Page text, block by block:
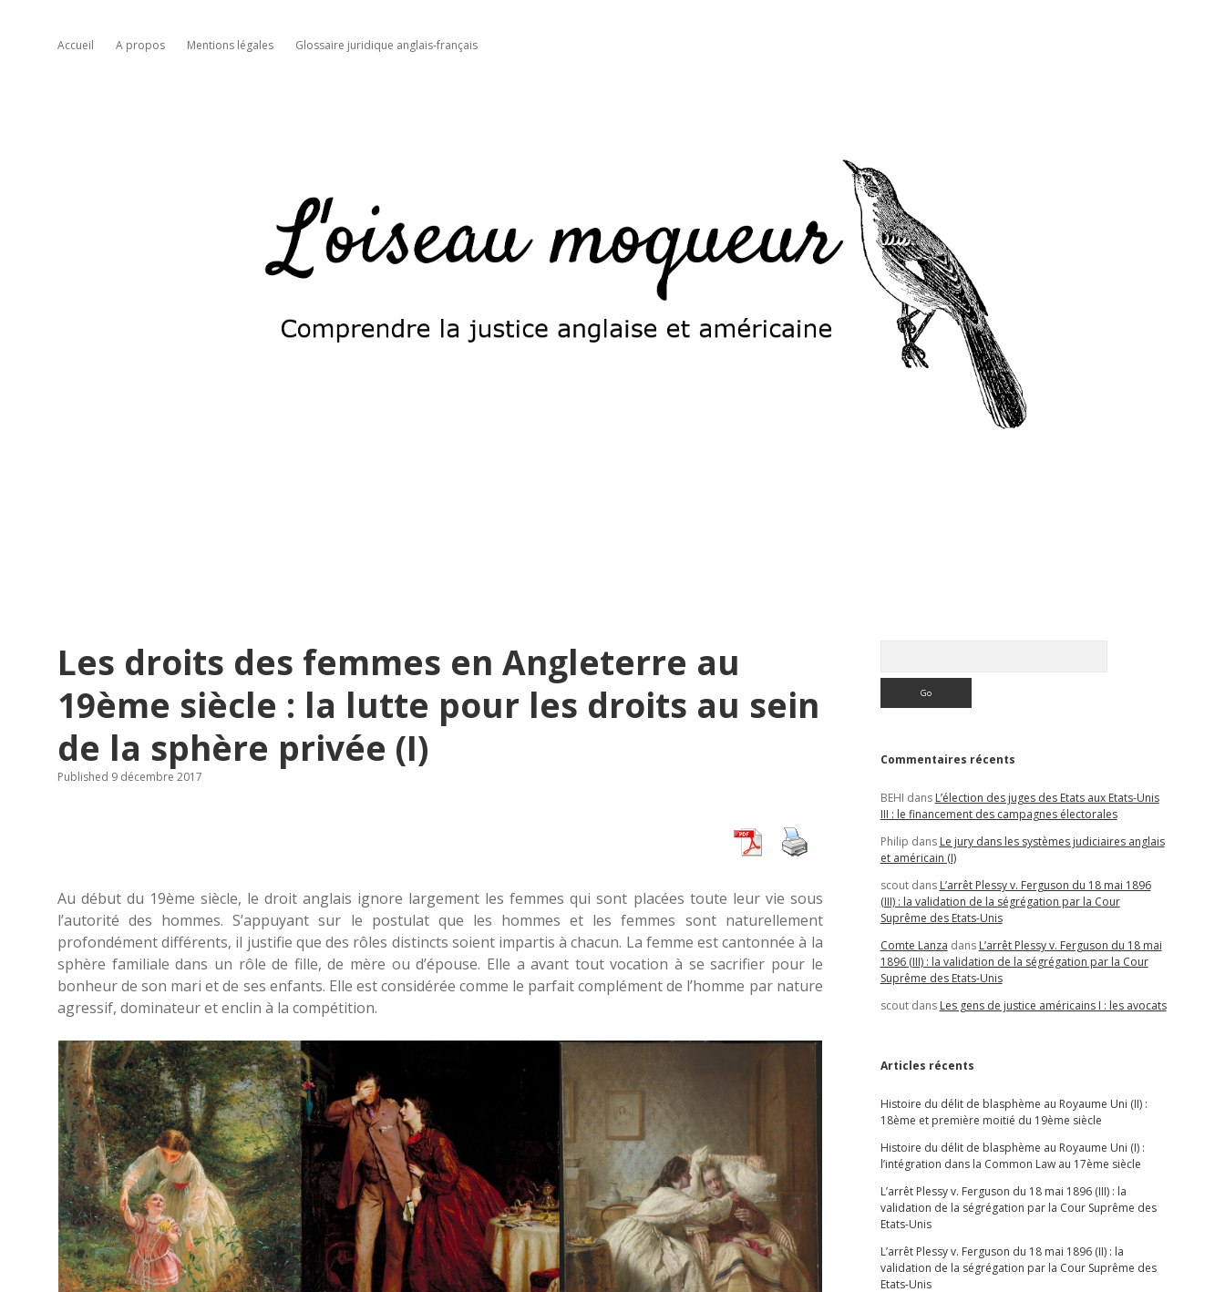
Accueil A propos Mentions légales Glossaire juridique anglais-français
Les droits des femmes en Angleterre au
19ème siècle : la lutte pour les droits au sein
de la sphère privée (I)
Published 9 décembre 2017
Au début du 19ème siècle, le droit anglais ignore largement les femmes qui sont placées toute leur vie sous
l’autorité des hommes. S’appuyant sur le postulat que les hommes et les femmes sont naturellement
profondément différents, il justifie que des rôles distincts soient impartis à chacun. La femme est cantonnée à la
sphère familiale dans un rôle de fille, de mère ou d’épouse. Elle a avant tout vocation à se sacrifier pour le
bonheur de son mari et de ses enfants. Elle est considérée comme le parfait complément de l’homme par nature
agressif, dominateur et enclin à la compétition.
Commentaires récents
BEHI dans L’élection des juges des Etats aux Etats-Unis
III : le financement des campagnes électorales
Philip dans Le jury dans les systèmes judiciaires anglais
et américain (I)
scoutdans L’arrêt Plessy v. Ferguson du 18 mai 1896
(III) : la validation de la ségrégation par la Cour
Suprême des Etats-Unis
Comte Lanza dans L’arrêt Plessy v. Ferguson du 18 mai
1896 (III) : la validation de la ségrégation par la Cour
Suprême des Etats-Unis
scoutdans Les gens de justice américains I : les avocats
Articles récents
Histoire du délit de blasphème au Royaume Uni (II) :
18ème et première moitié du 19ème siècle
Histoire du délit de blasphème au Royaume Uni (I) :
l’intégration dans la Common Law au 17ème siècle
L’arrêt Plessy v. Ferguson du 18 mai 1896 (III) : la
validation de la ségrégation par la Cour Suprême des
Etats-Unis
L’arrêt Plessy v. Ferguson du 18 mai 1896 (II) : la
validation de la ségrégation par la Cour Suprême des
Etats-Unis